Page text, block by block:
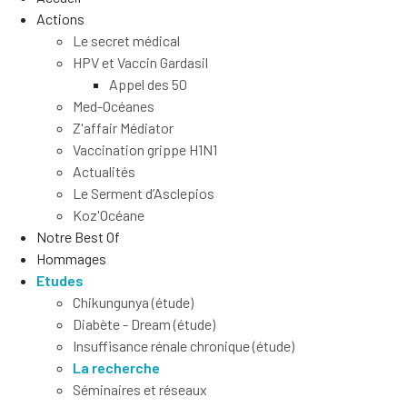
Actions
Le secret médical
HPV et Vaccin Gardasil
Appel des 50
Med-Océanes
Z'affair Médiator
Vaccination grippe H1N1
Actualités
Le Serment d’Asclepios
Koz'Océane
Notre Best Of
Hommages
Etudes
Chikungunya (étude)
Diabète - Dream (étude)
Insuffisance rénale chronique (étude)
La recherche
Séminaires et réseaux